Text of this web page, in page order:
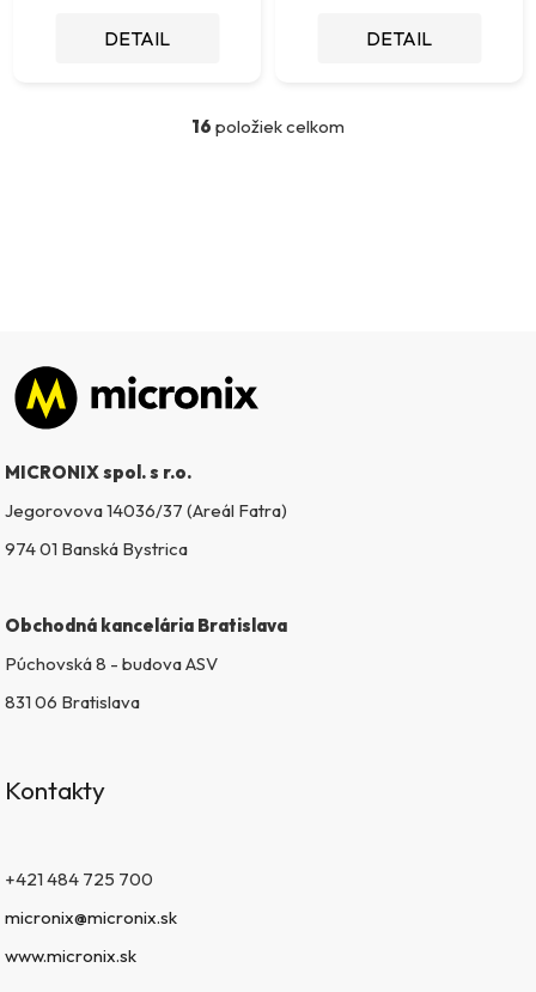
DETAIL DETAIL
O
v
u
16 položiek celkom
Zápätie
MICRONIX spol. s r.o.
Jegorovova 14036/37 (Areál Fatra)
974 01 Banská Bystrica
Obchodná kancelária Bratislava
Púchovská 8 - budova ASV
831 06 Bratislava
Kontakty
+421 484 725 700
micronix@micronix.sk
www.micronix.sk